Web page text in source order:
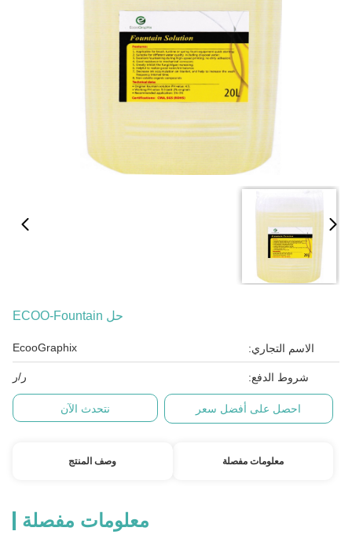
حل ECOO-Fountain
الاسم التجاري: EcooGraphix
شروط الدفع: ر/ر
احصل على أفضل سعر نتحدث الآن
معلومات مفصلة وصف المنتج
معلومات مفصلة